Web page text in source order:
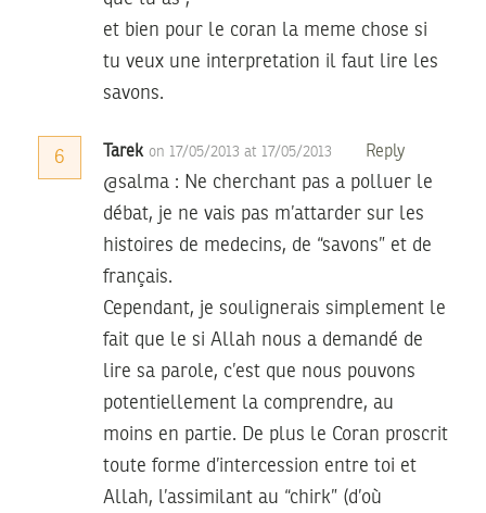
et bien pour le coran la meme chose si
tu veux une interpretation il faut lire les
savons.
6 Tarek on 17/05/2013 at 17/05/2013 Reply
@salma : Ne cherchant pas a polluer le
débat, je ne vais pas m’attarder sur les
histoires de medecins, de “savons” et de
français.
Cependant, je soulignerais simplement le
fait que le si Allah nous a demandé de
lire sa parole, c’est que nous pouvons
potentiellement la comprendre, au
moins en partie. De plus le Coran proscrit
toute forme d’intercession entre toi et
Allah, l’assimilant au “chirk” (d’où